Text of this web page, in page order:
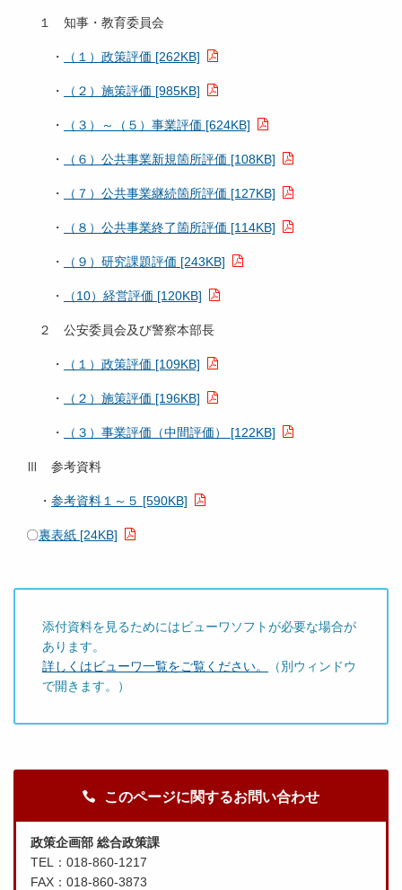
１ 知事・教育委員会
・ （１）政策評価 [262KB]
・ （２）施策評価 [985KB]
・ （３）～（５）事業評価 [624KB]
・ （６）公共事業新規箇所評価 [108KB]
・ （７）公共事業継続箇所評価 [127KB]
・ （８）公共事業終了箇所評価 [114KB]
・ （９）研究課題評価 [243KB]
・ （10）経営評価 [120KB]
２ 公安委員会及び警察本部長
・ （１）政策評価 [109KB]
・ （２）施策評価 [196KB]
・ （３）事業評価（中間評価） [122KB]
Ⅲ 参考資料
・ 参考資料１～５ [590KB]
〇裏表紙 [24KB]
添付資料を見るためにはビューワソフトが必要な場合が
あります。
詳しくはビューワ一覧をご覧ください。
（別ウィンドウ
で開きます。）
このページに関するお問い合わせ
政策企画部 総合政策課
TEL：018-860-1217
FAX：018-860-3873